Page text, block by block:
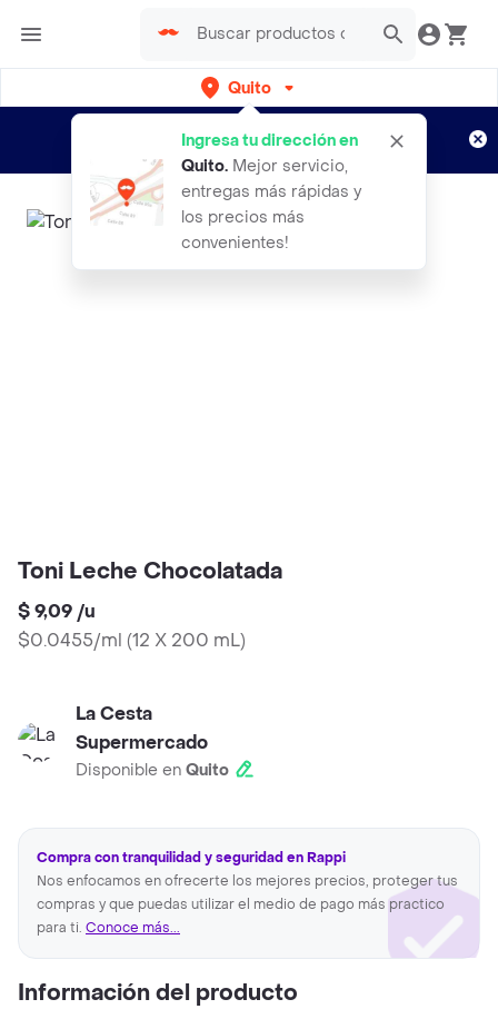
Quito
Ingresa tu dirección en
Quito. Mejor servicio,
entregas más rápidas y
los precios más
convenientes!
envíos gratis por semanas
Aplican TyC
Toni Leche Chocolatada
$ 9,09 /u
$0.0455/ml (12 X 200 mL)
La Cesta
Supermercado
Disponible en Quito
Compra con tranquilidad y seguridad en Rappi
Nos enfocamos en ofrecerte los mejores precios, proteger tus
compras y que puedas utilizar el medio de pago más practico
para ti. Conoce más...
Información del producto